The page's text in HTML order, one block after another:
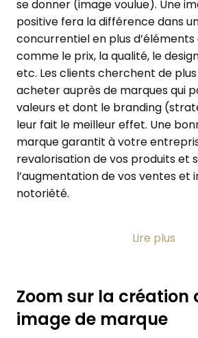
se donner (image voulue). Une
positive fera la différence dans
concurrentiel en plus
comme le prix, la qualité, le
etc. Les clients cherchent de
acheter auprès de marques qui
valeurs et dont le branding
leur fait le meilleur effet. Une
marque garantit à votre
revalorisation de vos produits et
l’augmentation de vos ventes et
notoriété.
agence de communication
accompagne dans la création de
refléter et diffuser au plus
personnalité pour vous aider à
Lire plus
Zoom sur la création
image de marque